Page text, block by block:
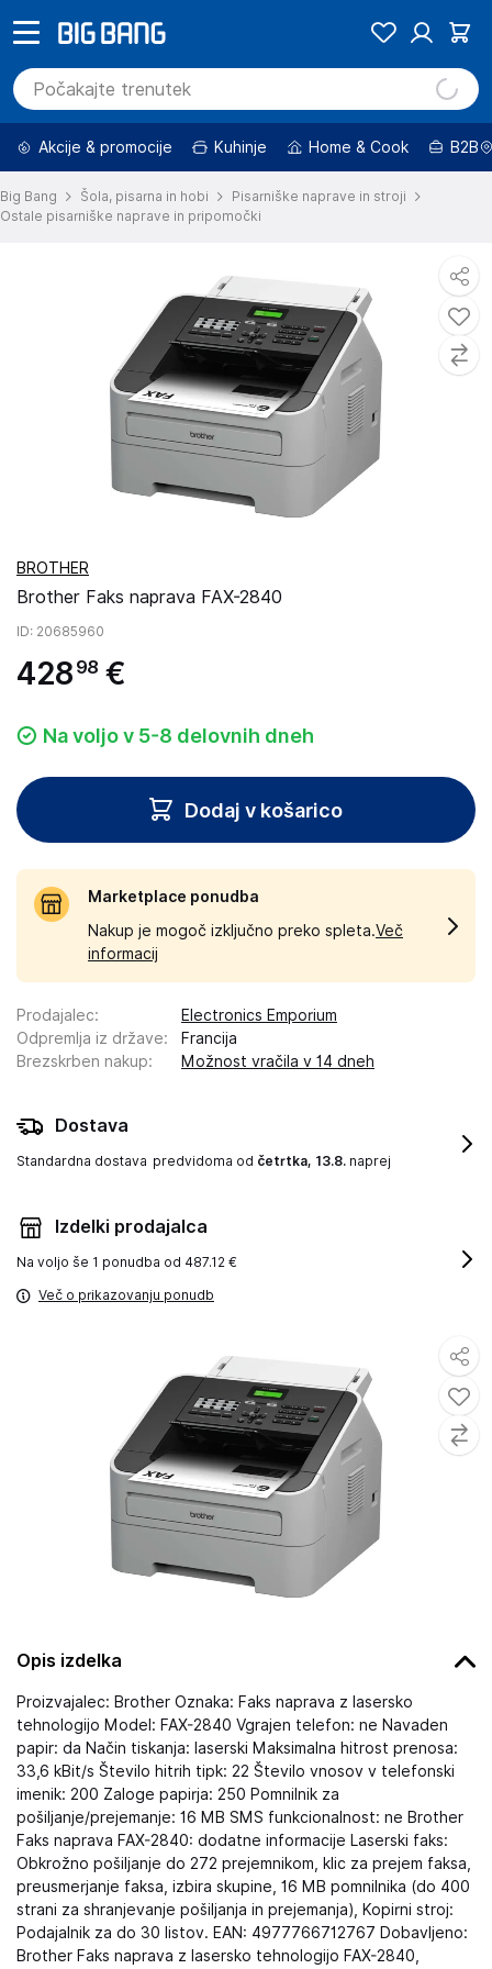
Akcije & promocije Kuhinje Home & Cook B2B
Big Bang Šola, pisarna in hobi
Pisarniške naprave in stroji
Ostale pisarniške naprave in pripomočki
Opis izdelka
Proizvajalec: Brother Oznaka: Faks naprava z lasersko
tehnologijo Model: FAX-2840 Vgrajen telefon: ne Navaden
papir: da Način tiskanja: laserski Maksimalna hitrost prenosa:
33,6 kBit/s Število hitrih tipk: 22 Število vnosov v telefonski
imenik: 200 Zaloge papirja: 250 Pomnilnik za
pošiljanje/prejemanje: 16 MB SMS funkcionalnost: ne Brother
Faks naprava FAX-2840: dodatne informacije Laserski faks:
Obkrožno pošiljanje do 272 prejemnikom, klic za prejem faksa,
preusmerjanje faksa, izbira skupine, 16 MB pomnilnika (do 400
strani za shranjevanje pošiljanja in prejemanja), Kopirni stroj:
Podajalnik za do 30 listov. EAN: 4977766712767 Dobavljeno:
Brother Faks naprava z lasersko tehnologijo FAX-2840,
BROTHER
Brother Faks naprava FAX-2840
ID: 20685960
428 98 €
Na voljo v 5-8 delovnih dneh
Dodaj v košarico
Marketplace ponudba
Nakup je mogoč izključno preko spleta.Več
informacij
Prodajalec:
Electronics Emporium
Odpremlja iz države:
Francija
Brezskrben nakup: Možnost vračila v 14 dneh
Dostava
Standardna dostava predvidoma od četrtka, 13.8. naprej
Izdelki prodajalca
Na voljo še 1 ponudba od 487.12 €
Več o prikazovanju ponudb